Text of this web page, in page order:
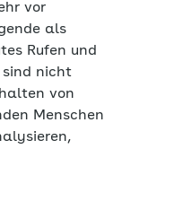
vor
als
Rufen und
sind nicht
von
Menschen